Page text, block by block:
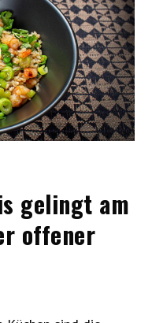
gelingt am
offener